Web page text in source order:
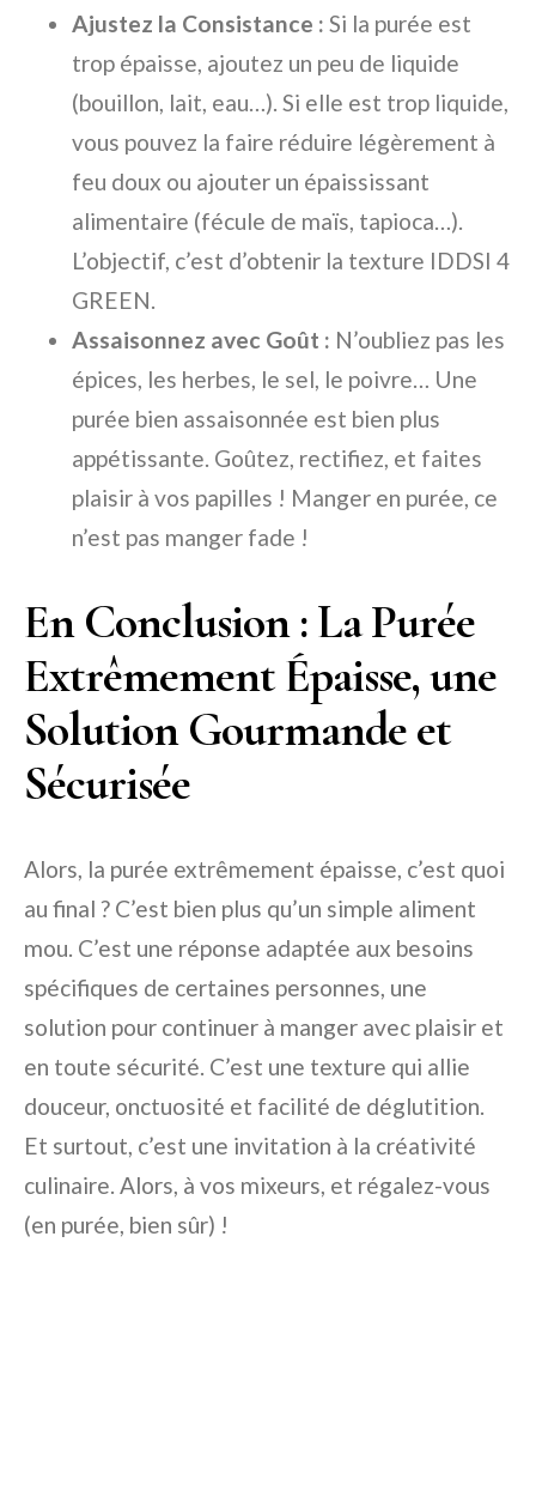
Ajustez la Consistance : Si la purée est
trop épaisse, ajoutez un peu de liquide
(bouillon, lait, eau…). Si elle est trop liquide,
vous pouvez la faire réduire légèrement à
feu doux ou ajouter un épaississant
alimentaire (fécule de maïs, tapioca…).
L’objectif, c’est d’obtenir la texture IDDSI 4
GREEN.
Assaisonnez avec Goût : N’oubliez pas les
épices, les herbes, le sel, le poivre… Une
purée bien assaisonnée est bien plus
appétissante. Goûtez, rectifiez, et faites
plaisir à vos papilles ! Manger en purée, ce
n’est pas manger fade !
En Conclusion : La Purée
Extrêmement Épaisse, une
Solution Gourmande et
Sécurisée
Alors, la purée extrêmement épaisse, c’est quoi
au final ? C’est bien plus qu’un simple aliment
mou. C’est une réponse adaptée aux besoins
spécifiques de certaines personnes, une
solution pour continuer à manger avec plaisir et
en toute sécurité. C’est une texture qui allie
douceur, onctuosité et facilité de déglutition.
Et surtout, c’est une invitation à la créativité
culinaire. Alors, à vos mixeurs, et régalez-vous
(en purée, bien sûr) !